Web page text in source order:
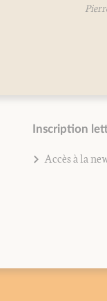
Inscription
Accès à la